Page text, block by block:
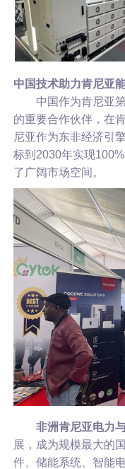
中国技术助力肯尼亚
中国作为肯尼亚第
的重要合作伙伴，在
尼亚作为东非经济引
标到2030年实现
了广阔市场空间。
非洲肯尼亚电力
展，成为规模最大的
件、储能系统、智能